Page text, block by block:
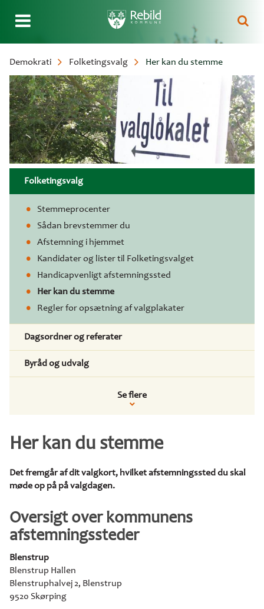
hovedindhold
Brødkrumme
Demokrati Folketingsvalg Her kan du stemme
Dagsordner og referater
Byråd og udvalg
Folketingsvalg
Stemmeprocenter
Sådan brevstemmer du
Afstemning i hjemmet
Kandidater og lister til Folketingsvalget
Handicapvenligt afstemningssted
Her kan du stemme
Regler for opsætning af valgplakater
Se flere
Her kan du stemme
Det fremgår af dit valgkort, hvilket afstemningssted du skal
møde op på på valgdagen.
Oversigt over kommunens
afstemningssteder
Blenstrup
Blenstrup Hallen
Blenstruphalvej 2, Blenstrup
9520 Skørping